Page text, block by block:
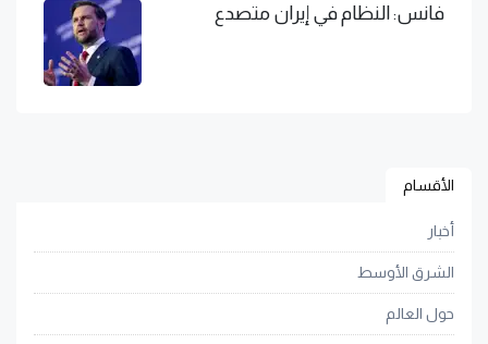
فانس: النظام في إيران متصدع
الأقسام
أخبار
الشرق الأوسط
حول العالم